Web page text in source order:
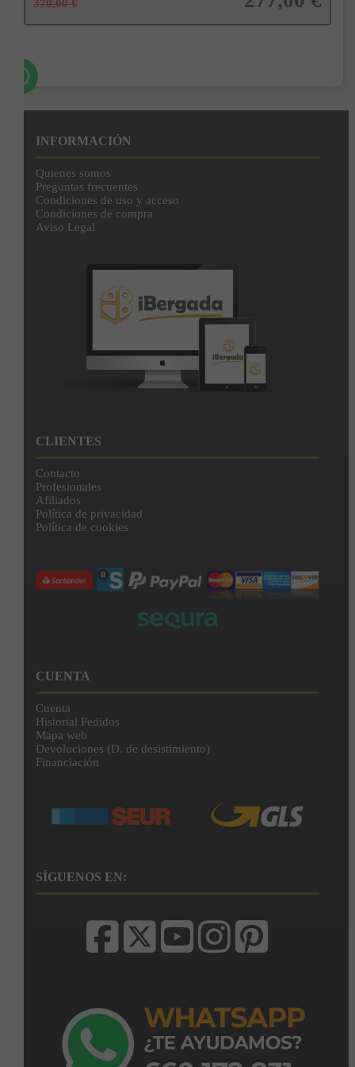
370,00 €
INFORMACIÓN
Quienes somos
Preguntas frecuentes
Condiciones de uso y acceso
Condiciones de compra
Aviso Legal
CLIENTES
Contacto
Profesionales
Afiliados
Política de privacidad
Política de cookies
CUENTA
Cuenta
Historial Pedidos
Mapa web
Devoluciones (D. de desistimiento)
Financiación
SÍGUENOS EN: